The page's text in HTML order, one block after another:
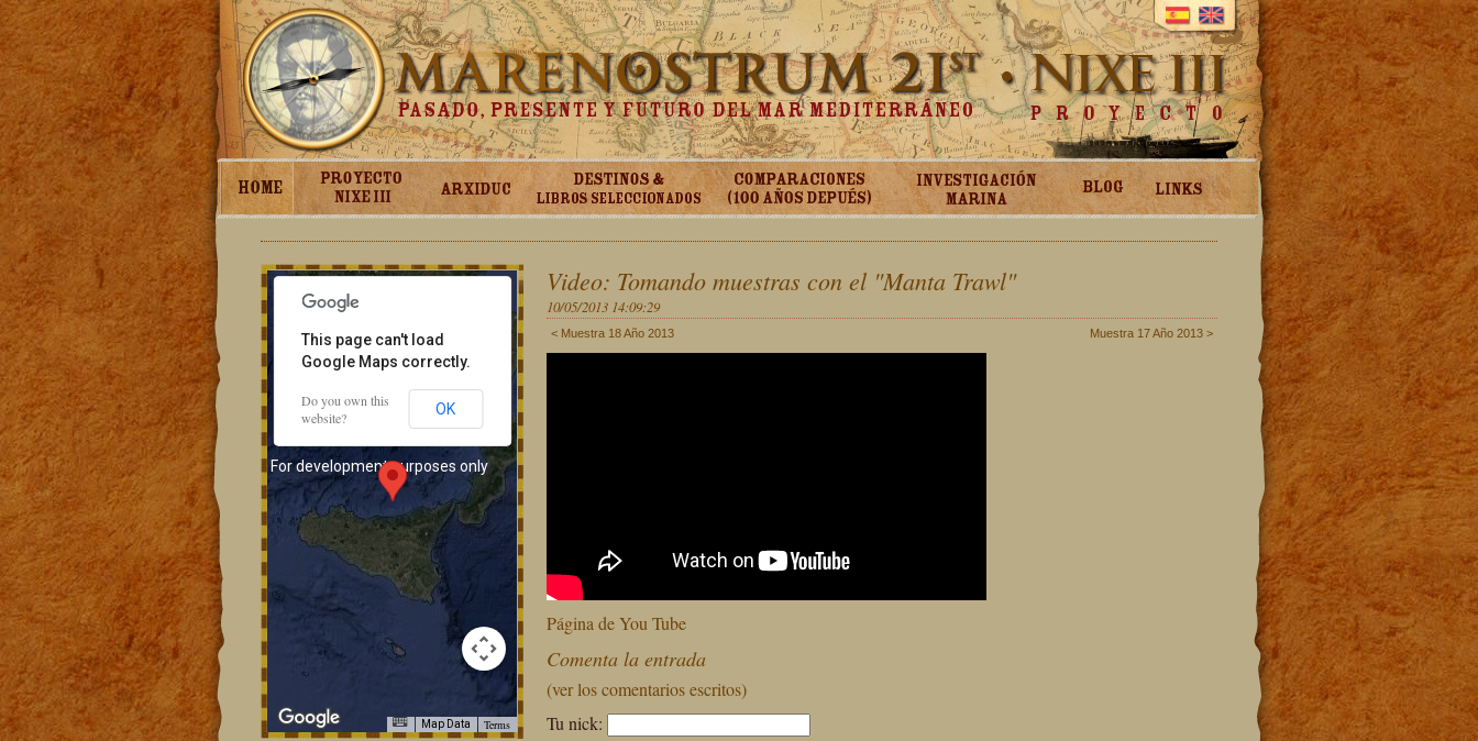
For development purposes only
For development purposes only
Map Data Terms
This page can't load
Google Maps correctly.
Do you own this
website?
OK
Video: Tomando muestras con el "Manta Trawl"
10/05/2013 14:09:29
< Muestra 18 Año 2013 Muestra 17 Año 2013 >
Página de You Tube
Comenta la entrada
(ver los comentarios escritos)
Tu nick: